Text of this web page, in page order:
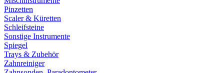
Pinzetten
Scaler & Küretten
Schleifsteine
Sonstige Instrumente
Spiegel
Trays & Zubehör
Zahnreiniger